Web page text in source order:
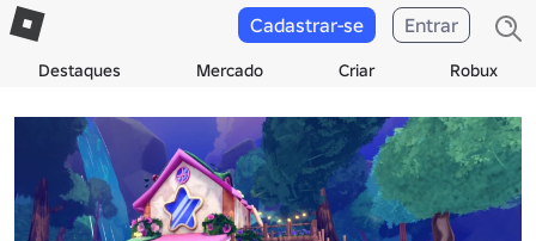
Destaques Mercado Criar Robux
Cadastrar-se Entrar